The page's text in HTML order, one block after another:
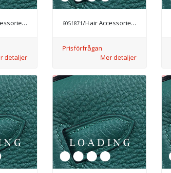
CHANEL
detaljer
6051871/Hair Accessories från CHANEL
Prisförfrågan
Mer detaljer